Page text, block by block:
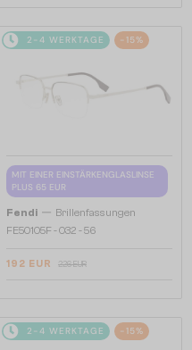
2-4 WERKTAGE -15%
MIT EINER EINSTÄRKENGLASLINSE
PLUS 65 EUR
Fendi — Brillenfassungen
FE50105F - 032 - 56
192 EUR 226 EUR
2-4 WERKTAGE -15%